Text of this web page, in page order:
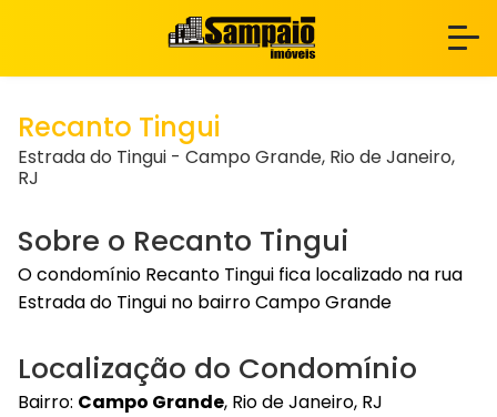
Recanto Tingui
Estrada do Tingui - Campo Grande, Rio de Janeiro,
RJ
Sobre o Recanto Tingui
O condomínio Recanto Tingui fica localizado na rua
Estrada do Tingui no bairro Campo Grande
Localização do Condomínio
Bairro: Campo Grande, Rio de Janeiro, RJ